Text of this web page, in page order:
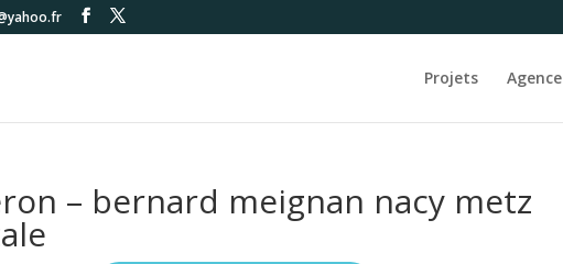
Projets Agence
– bernard meignan nacy metz